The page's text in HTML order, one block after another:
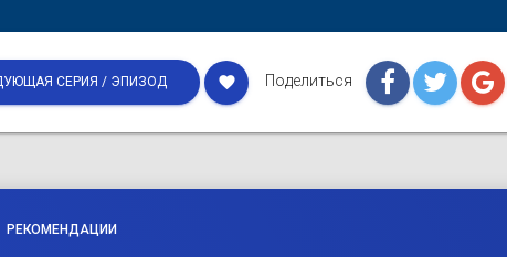
СЕРИЯ / ЭПИЗОД favorite Поделиться
РЕКОМЕНДАЦИИ